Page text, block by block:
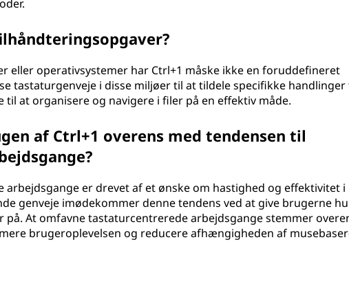
eller operativsystemer har Ctrl+1 måske ikke en foruddefineret
tastaturgenveje i disse miljøer til at tildele specifikke handlinger
til at organisere og navigere i filer på en effektiv måde.
af Ctrl+1 overens med tendensen til
arbejdsgange er drevet af et ønske om hastighed og effektivitet i
genveje imødekommer denne tendens ved at give brugerne
At omfavne tastaturcentrerede arbejdsgange stemmer
brugeroplevelsen og reducere afhængigheden af